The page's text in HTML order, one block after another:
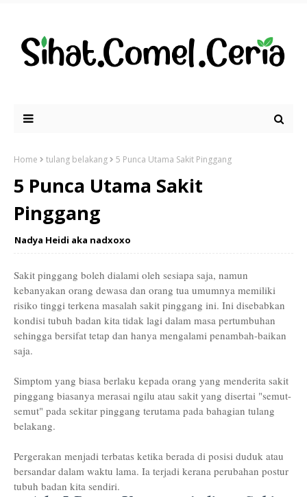
Home tulang belakang 5 Punca Utama Sakit Pinggang
5 Punca Utama Sakit
Pinggang
Nadya Heidi aka nadxoxo
Sakit pinggang boleh dialami oleh sesiapa saja, namun
kebanyakan orang dewasa dan orang tua umumnya memiliki
risiko tinggi terkena masalah sakit pinggang ini. Ini disebabkan
kondisi tubuh badan kita tidak lagi dalam masa pertumbuhan
sehingga bersifat tetap dan hanya mengalami penambah-baikan
saja.
Simptom yang biasa berlaku kepada orang yang menderita sakit
pinggang biasanya merasai ngilu atau sakit yang disertai "semut-
semut" pada sekitar pinggang terutama pada bahagian tulang
belakang.
Pergerakan menjadi terbatas ketika berada di posisi duduk atau
bersandar dalam waktu lama. Ia terjadi kerana perubahan postur
tubuh badan kita sendiri.